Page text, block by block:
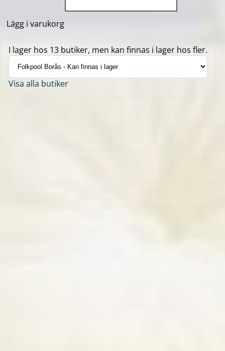
Lägg i varukorg
I lager hos 13 butiker, men kan finnas i lager hos fler.
Visa alla butiker